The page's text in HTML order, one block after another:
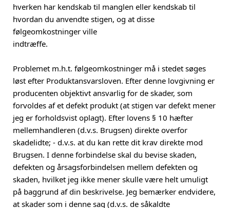
hverken har kendskab til manglen eller kendskab til
hvordan du anvendte stigen, og at disse
følgeomkostninger ville
indtræffe.
Problemet m.h.t. følgeomkostninger må i stedet søges
løst efter Produktansvarsloven. Efter denne lovgivning er
producenten objektivt ansvarlig for de skader, som
forvoldes af et defekt produkt (at stigen var defekt mener
jeg er forholdsvist oplagt). Efter lovens § 10 hæfter
mellemhandleren (d.v.s. Brugsen) direkte overfor
skadelidte; - d.v.s. at du kan rette dit krav direkte mod
Brugsen. I denne forbindelse skal du bevise skaden,
defekten og årsagsforbindelsen mellem defekten og
skaden, hvilket jeg ikke mener skulle være helt umuligt
på baggrund af din beskrivelse. Jeg bemærker endvidere,
at skader som i denne sag (d.v.s. de såkaldte